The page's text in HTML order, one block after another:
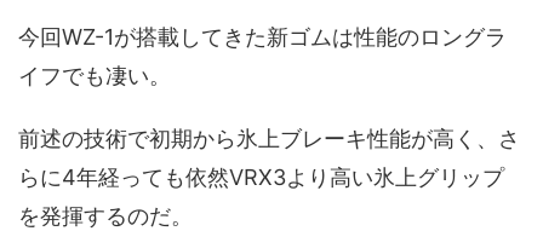
今回WZ-1が搭載してきた新ゴムは性能のロングラ
イフでも凄い。
前述の技術で初期から氷上ブレーキ性能が高く、さ
らに4年経っても依然VRX3より高い氷上グリップ
を発揮するのだ。